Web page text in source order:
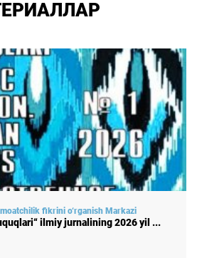
fikrini o‘rganish Markazi
ilmiy jurnalining 2026 yil ...